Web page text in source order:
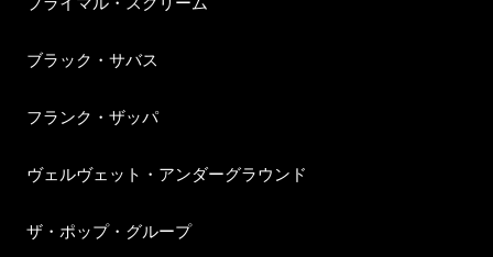
ブラック・サバス
フランク・ザッパ
ヴェルヴェット・アンダーグラウンド
ザ・ポップ・グループ